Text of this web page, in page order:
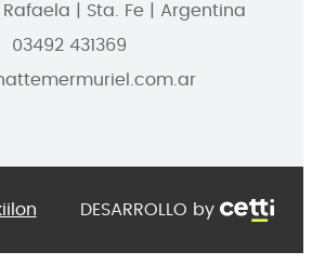
Rafaela | Sta. Fe | Argentina
03492 431369
DESARROLLO by